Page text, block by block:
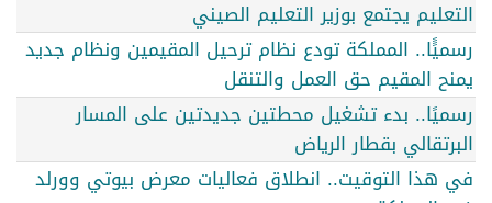
التعليم يجتمع بوزير التعليم الصيني
رسميًًا.. المملكة تودع نظام ترحيل المقيمين ونظام جديد
يمنح المقيم حق العمل والتنقل
رسميًا.. بدء تشغيل محطتين جديدتين على المسار
البرتقالي بقطار الرياض
في هذا التوقيت.. انطلاق فعاليات معرض بيوتي وورلد